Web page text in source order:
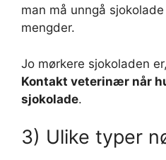
man må unngå
mengder.
Jo mørkere sjokoladen
Kontakt veterinær når
sjokolade.
3) Ulike typer